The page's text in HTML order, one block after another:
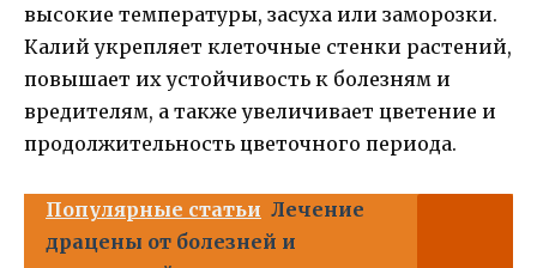
высокие температуры, засуха или заморозки.
Калий укрепляет клеточные стенки растений,
повышает их устойчивость к болезням и
вредителям, а также увеличивает цветение и
продолжительность цветочного периода.
Популярные статьи Лечение
драцены от болезней и